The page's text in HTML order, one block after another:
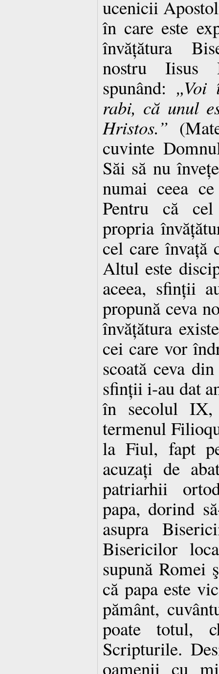
ucenicii
în care este
învățătura
nostru Iisus
spunând: „Voi
rabi, că unul
Hristos.”
cuvinte
Săi să nu
numai ceea
Pentru că cel
propria
cel care învață
Altul este
aceea, sfinții
propună ceva
învățătura
cei care vor
scoată ceva
sfinții i-au dat
în secolul IX,
termenul
la Fiul, fapt
acuzați de
patriarhii
papa, dorind
asupra
Bisericilor
supună Romei
că papa este
pământ,
poate totul,
Scripturile.
oamenii cu